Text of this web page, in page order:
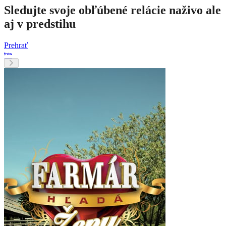
Sledujte svoje obľúbené relácie naživo ale
aj v predstihu
Prehrať